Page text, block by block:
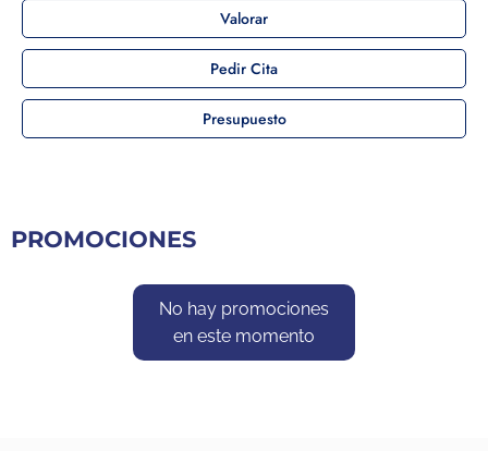
Valorar
Pedir Cita
Presupuesto
PROMOCIONES
No hay promociones
en este momento